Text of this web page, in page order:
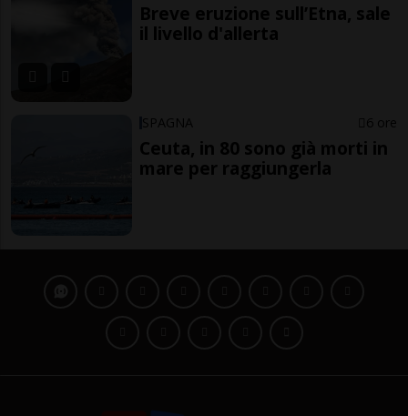
Breve eruzione sull’Etna, sale
il livello d'allerta
SPAGNA 6 ore
Ceuta, in 80 sono già morti in
mare per raggiungerla